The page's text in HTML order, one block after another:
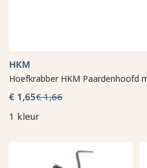
HKM
Hoefkrabber HKM Paardenhoofd
€ 1,65€ 1,66
1 kleur